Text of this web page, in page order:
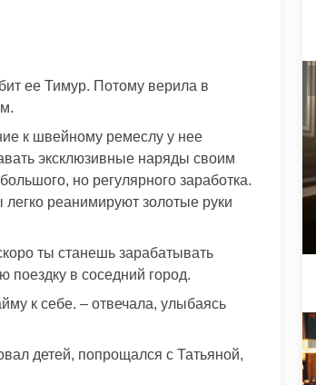
ее Тимур. Потому верила в
к швейному ремеслу у нее
эксклюзивные наряды своим
но регулярного заработка.
реанимируют золотые руки
ты станешь зарабатывать
в соседний город.
к себе. – отвечала, улыбаясь
детей, попрощался с Татьяной,